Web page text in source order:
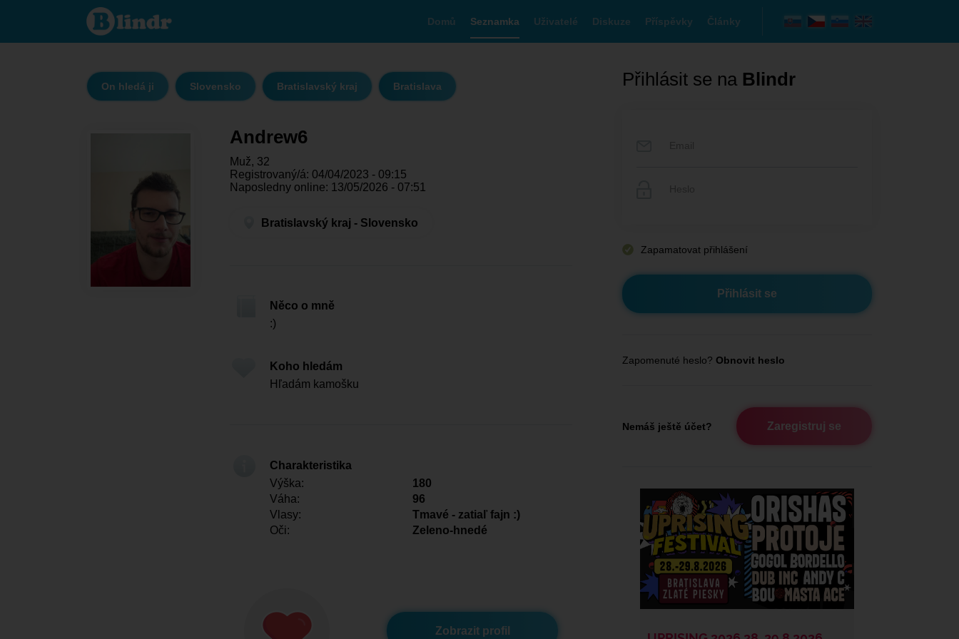
Andrew6 -
On hledá ji
Bratislavský
Domů Seznamka Uživatelé Diskuze Příspěvky Články
On hledá ji Slovensko Bratislavský kraj Bratislava
Andrew6
Muž, 32
Registrovaný/á: 04/04/2023 - 09:15
Naposledny online: 13/05/2026 - 07:51
Bratislavský kraj - Slovensko
Něco o mně
:)
Koho hledám
Hľadám kamošku
Charakteristika
Výška:
180
Váha:
96
Vlasy:
Tmavé - zatiaľ fajn :)
Oči:
Zeleno-hnedé
Zobrazit profil
Přihlásit se na Blindr
Zapamatovat přihlášení
Zapomenuté heslo? Obnovit heslo
Nemáš ještě účet? Zaregistruj se